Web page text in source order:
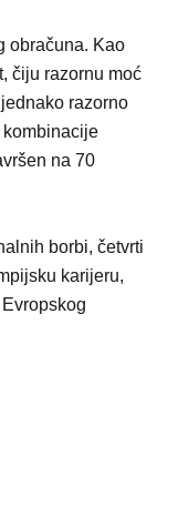
obračuna. Kao
čiju razornu moć
razorno
na 70
borbi, četvrti
karijeru,